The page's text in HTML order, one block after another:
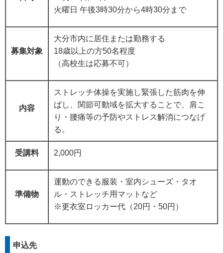
火曜日 午後3時30分から4時30分まで
募集対象
大分市内に居住または勤務する
18歳以上の方50名程度
（高校生は応募不可）
内容
ストレッチ体操を実施し緊張した筋肉を伸
ばし、関節可動域を拡大することで、肩こ
り・腰痛等の予防やストレス解消につなげ
る。
受講料 2,000円
準備物
運動のできる服装・室内シューズ・タオ
ル・ストレッチ用マットなど
※更衣室ロッカー代（20円・50円）
申込先